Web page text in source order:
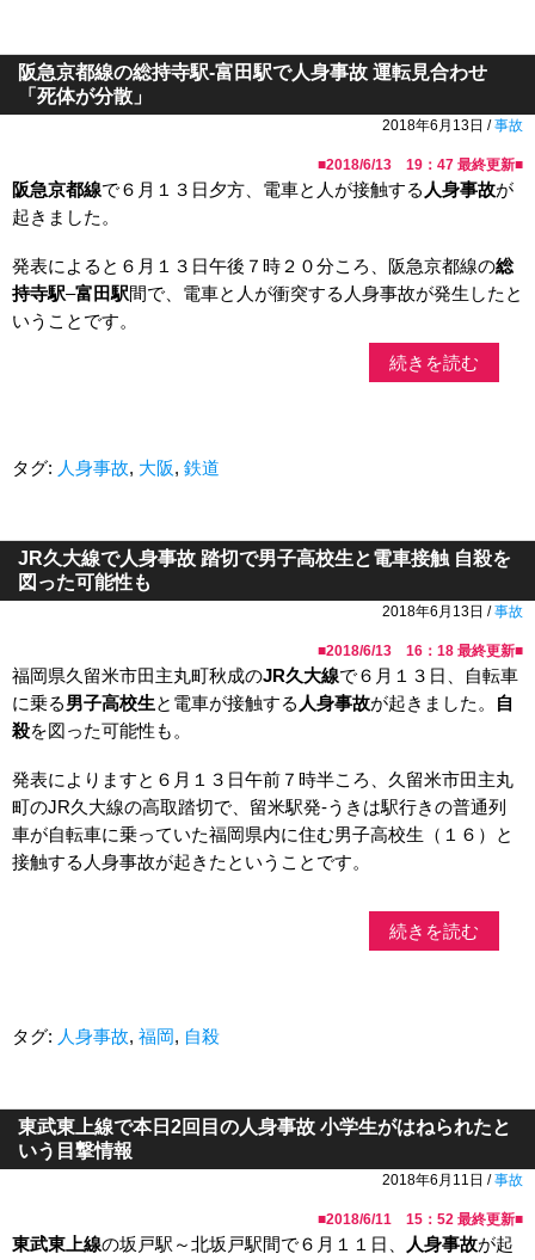
阪急京都線の総持寺駅-富田駅で人身事故 運転見合わせ
「死体が分散」
2018年6月13日 /事故
■2018/6/13 19：47 最終更新■
阪急京都線で６月１３日夕方、電車と人が接触する 人身事故が
起きました。
発表によると６月１３日午後７時２０分ころ、阪急京都線の総
持寺駅–富田駅間で、電車と人が衝突する人身事故が発生したと
いうことです。
続きを読む
タグ: 人身事故, 大阪, 鉄道
JR久大線で人身事故 踏切で男子高校生と電車接触 自殺を
図った可能性も
2018年6月13日 /事故
■2018/6/13 16：18 最終更新■
福岡県久留米市田主丸町秋成のJR久大線で６月１３日、自転車
に乗る男子高校生と電車が接触する 人身事故が起きました。
自
殺を図った可能性も。
発表によりますと６月１３日午前７時半ころ、久留米市田主丸
町のJR久大線の高取踏切で、留米駅発-うきは駅行きの普通列
車が自転車に乗っていた福岡県内に住む男子高校生（１６）と
接触する人身事故が起きたということです。
続きを読む
タグ: 人身事故, 福岡, 自殺
東武東上線で本日2回目の人身事故 小学生がはねられたと
いう目撃情報
2018年6月11日 /事故
■2018/6/11 15：52 最終更新■
東武東上線の坂戸駅～北坂戸駅間で６月１１日、 人身事故が起